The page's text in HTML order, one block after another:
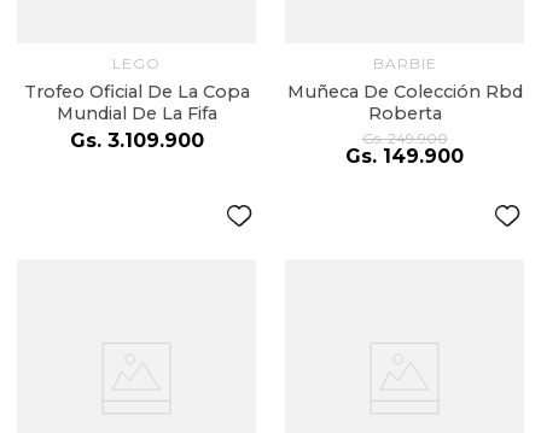
LEGO
Trofeo Oficial De La Copa
Mundial De La Fifa
Gs. 3.109.900
BARBIE
Muñeca De Colección Rbd
Roberta
Gs. 249.900
Gs. 149.900